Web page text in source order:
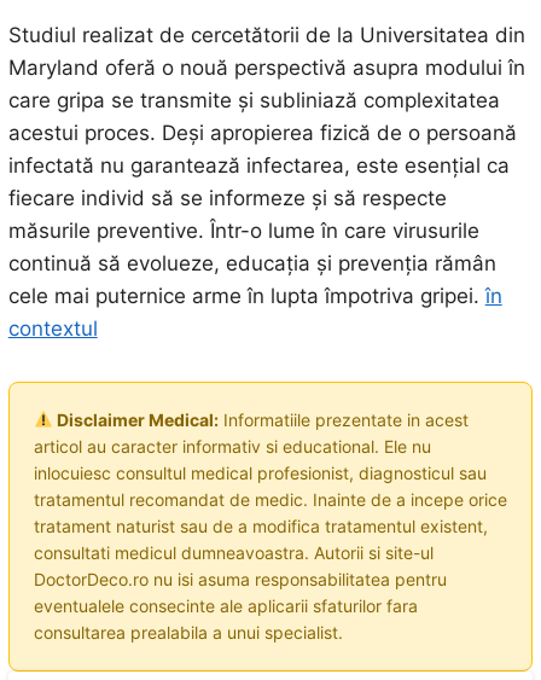
Studiul realizat de cercetătorii de la Universitatea din
Maryland oferă o nouă perspectivă asupra modului în
care gripa se transmite și subliniază complexitatea
acestui proces. Deși apropierea fizică de o persoană
infectată nu garantează infectarea, este esențial ca
fiecare individ să se informeze și să respecte
măsurile preventive. Într-o lume în care virusurile
continuă să evolueze, educația și prevenția rămân
cele mai puternice arme în lupta împotriva gripei.în
contextul
Disclaimer Medical:Informatiile prezentate in acest
articol au caracter informativ si educational. Ele nu
inlocuiesc consultul medical profesionist, diagnosticul sau
tratamentul recomandat de medic. Inainte de a incepe orice
tratament naturist sau de a modifica tratamentul existent,
consultati medicul dumneavoastra. Autorii si site-ul
DoctorDeco.ro nu isi asuma responsabilitatea pentru
eventualele consecinte ale aplicarii sfaturilor fara
consultarea prealabila a unui specialist.